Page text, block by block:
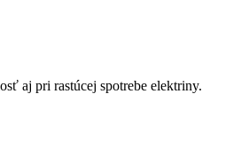
aj pri rastúcej spotrebe elektriny.